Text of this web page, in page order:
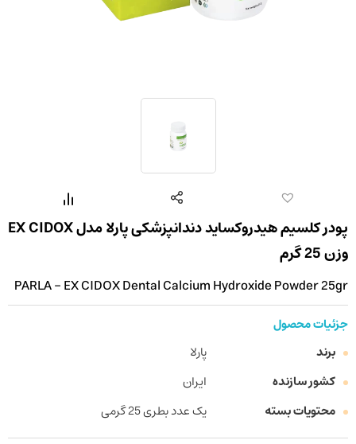
پودر کلسیم هیدروکساید دندانپزشکی پارلا مدل EX CIDOX
وزن 25 گرم
PARLA - EX CIDOX Dental Calcium Hydroxide Powder 25gr
جزئیات محصول
برند
پارلا
کشور سازنده
ایران
محتویات بسته
یک عدد بطری 25 گرمی